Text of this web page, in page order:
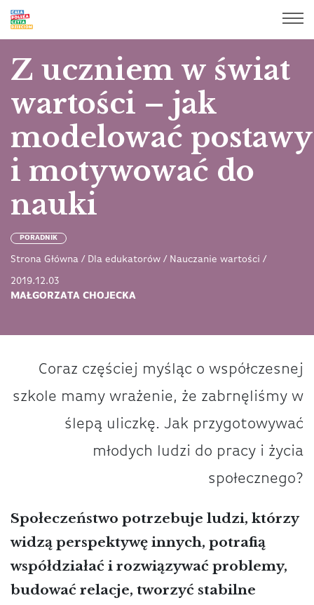
Z uczniem w świat
wartości – jak
modelować postawy
i motywować do
nauki
PORADNIK
Strona Główna / Dla edukatorów / Nauczanie wartości /
2019.12.03
MAŁGORZATA CHOJECKA
Coraz częściej myśląc o współczesnej
szkole mamy wrażenie, że zabrnęliśmy w
ślepą uliczkę. Jak przygotowywać
młodych ludzi do pracy i życia
społecznego?
Społeczeństwo potrzebuje ludzi, którzy
widzą perspektywę innych, potrafią
współdziałać i rozwiązywać problemy,
budować relacje, tworzyć stabilne